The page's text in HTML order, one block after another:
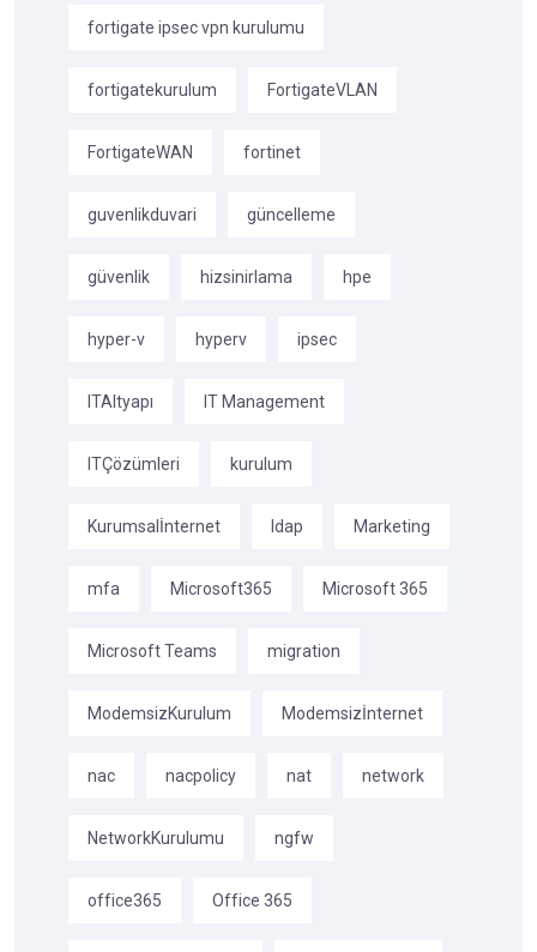
fortigate ipsec vpn kurulumu
fortigatekurulum FortigateVLAN
FortigateWAN fortinet
guvenlikduvari güncelleme
güvenlik hizsinirlama hpe
hyper-v hyperv ipsec
ITAltyapı IT Management
ITÇözümleri kurulum
Kurumsalİnternet ldap Marketing
mfa Microsoft365 Microsoft 365
Microsoft Teams migration
ModemsizKurulum Modemsizİnternet
nac nacpolicy nat network
NetworkKurulumu ngfw
office365 Office 365